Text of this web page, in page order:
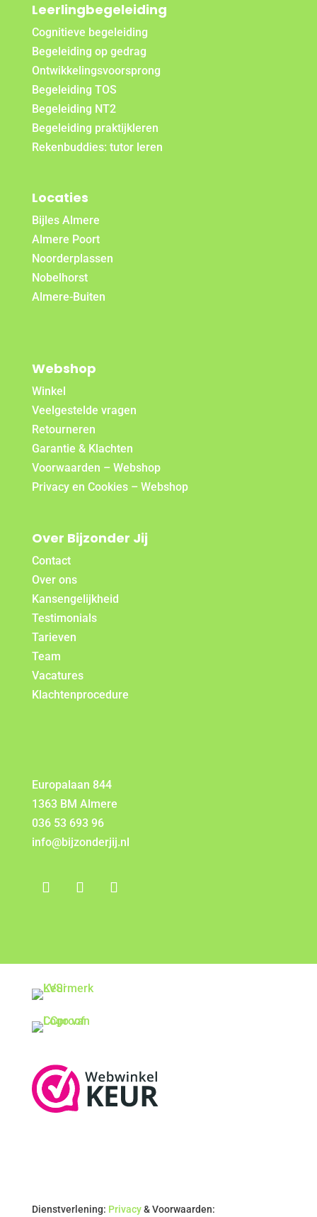
Leerlingbegeleiding
Cognitieve begeleiding
Begeleiding op gedrag
Ontwikkelingsvoorsprong
Begeleiding TOS
Begeleiding NT2
Begeleiding praktijkleren
Rekenbuddies: tutor leren
Locaties
Bijles Almere
Almere Poort
Noorderplassen
Nobelhorst
Almere-Buiten
Webshop
Winkel
Veelgestelde vragen
Retourneren
Garantie & Klachten
Voorwaarden – Webshop
Privacy en Cookies – Webshop
Over Bijzonder Jij
Contact
Over ons
Kansengelijkheid
Testimonials
Tarieven
Team
Vacatures
Klachtenprocedure
Europalaan 844
1363 BM Almere
036 53 693 96
info@bijzonderjij.nl
Dienstverlening: Privacy& Voorwaarden: